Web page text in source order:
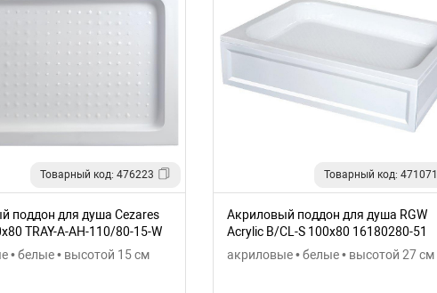
Товарный код: 476223
поддон для душа Cezares
TRAY-A-AH-110/80-15-W
• белые • высотой 15 см
Товарный код: 471071
Акриловый поддон для душа RGW
Acrylic B/CL-S 100x80 16180280-51
акриловые • белые • высотой 27 см